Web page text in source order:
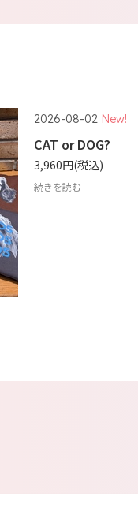
2026-08-02 New!
CAT or DOG?
3,960円(税込)
続きを読む